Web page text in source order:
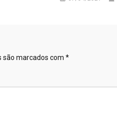
são marcados com *